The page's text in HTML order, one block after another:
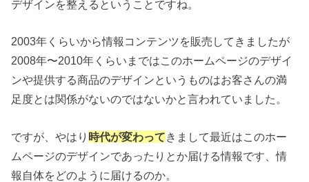
デザインを整えるということですね。
2003年くらいから情報コンテンツを販売してきましたが
2008年〜2010年くらいまではこのホームページのデザイ
ンや提供する商品のデザインというものはお客さんの満
足度とは関係がないのではないかと言われていました。
ですが、やはり 時代が変わって きまして最近はこのホー
ムページのデザインであったりとか届ける情報です、情
報自体をどのように届けるのか。